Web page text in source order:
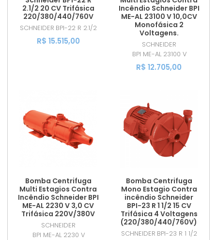
2.1/2 20 CV Trifásica
220/380/440/760V
SCHNEIDER BPI-22 R 2.1/2
R$ 15.515,00
Incêndio Schneider BPI
ME-AL 23100 V 10,0CV
Monofásica 2
Voltagens.
SCHNEIDER
BPI ME-AL 23100 V
R$ 12.705,00
Bomba Centrifuga
Multi Estagios Contra
Incêndio Schneider BPI
ME-AL 2230 V 3,0 CV
Trifásica 220V/380V
SCHNEIDER
BPI ME-AL 2230 V
Bomba Centrifuga
Mono Estagio Contra
incêndio Schneider
BPI-23 R 1 1/2 15 CV
Trifásica 4 Voltagens
(220/380/440/760V)
SCHNEIDER BPI-23 R 1 1/2